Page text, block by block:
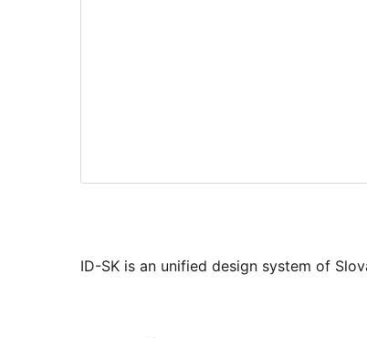
ID-SK is an unified design system of